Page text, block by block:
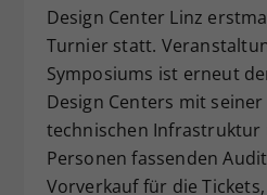
Design Center Linz
Turnier statt.
Symposiums ist erneut
Design Centers mit
technischen Infrastruktur
Personen fassenden
Vorverkauf für die